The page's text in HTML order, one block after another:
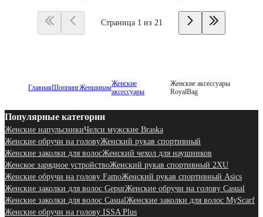
Страница 1 из 21
ГлавнаяШоппингЖенщинамЖенские
аксессуары
Женские аксессуары
RoyalBag
Популярные категории
Женские напульсникиЧелси мужские Braska
Женские обручи на головуЖенский рукав спортивный
Женские заколки для волосЖенский чехол для наушников
Женское зарядное устройствоЖенский рукав спортивный 2XU
Женские обручи на голову FamoЖенский рукав спортивный Asics
Женские заколки для волос GepurЖенские обручи на голову Casual
Женские заколки для волос CasualЖенские заколки для волос MyScarf
Женские обручи на голову ISSA Plus